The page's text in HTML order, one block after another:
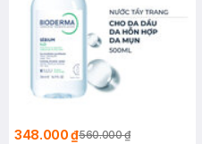
348.000 ₫560.000 ₫